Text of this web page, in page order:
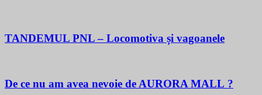
TANDEMUL PNL – Locomotiva și vagoanele
De ce nu am avea nevoie de AURORA MALL ?